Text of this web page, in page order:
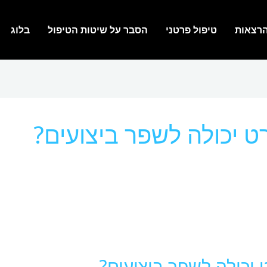
טיפול פרטני הסבר על שיטות הטיפול בלוג
יכולה לשפר ביצועים?